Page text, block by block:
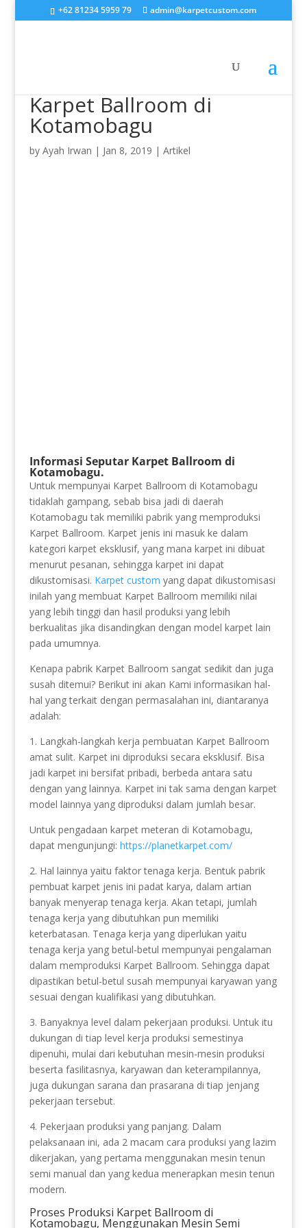
+62 81234 5959 79 admin@karpetcustom.com
Karpet Ballroom di
Kotamobagu
by Ayah Irwan | Jan 8, 2019 | Artikel
Informasi Seputar Karpet Ballroom di
Kotamobagu.
Untuk mempunyai Karpet Ballroom di Kotamobagu
tidaklah gampang, sebab bisa jadi di daerah
Kotamobagu tak memiliki pabrik yang memproduksi
Karpet Ballroom. Karpet jenis ini masuk ke dalam
kategori karpet eksklusif, yang mana karpet ini dibuat
menurut pesanan, sehingga karpet ini dapat
dikustomisasi. Karpet custom yang dapat dikustomisasi
inilah yang membuat Karpet Ballroom memiliki nilai
yang lebih tinggi dan hasil produksi yang lebih
berkualitas jika disandingkan dengan model karpet lain
pada umumnya.
Kenapa pabrik Karpet Ballroom sangat sedikit dan juga
susah ditemui? Berikut ini akan Kami informasikan hal-
hal yang terkait dengan permasalahan ini, diantaranya
adalah:
1. Langkah-langkah kerja pembuatan Karpet Ballroom
amat sulit. Karpet ini diproduksi secara eksklusif. Bisa
jadi karpet ini bersifat pribadi, berbeda antara satu
dengan yang lainnya. Karpet ini tak sama dengan karpet
model lainnya yang diproduksi dalam jumlah besar.
Untuk pengadaan karpet meteran di Kotamobagu,
dapat mengunjungi: https://planetkarpet.com/
2. Hal lainnya yaitu faktor tenaga kerja. Bentuk pabrik
pembuat karpet jenis ini padat karya, dalam artian
banyak menyerap tenaga kerja. Akan tetapi, jumlah
tenaga kerja yang dibutuhkan pun memiliki
keterbatasan. Tenaga kerja yang diperlukan yaitu
tenaga kerja yang betul-betul mempunyai pengalaman
dalam memproduksi Karpet Ballroom. Sehingga dapat
dipastikan betul-betul susah mempunyai karyawan yang
sesuai dengan kualifikasi yang dibutuhkan.
3. Banyaknya level dalam pekerjaan produksi. Untuk itu
dukungan di tiap level kerja produksi semestinya
dipenuhi, mulai dari kebutuhan mesin-mesin produksi
beserta fasilitasnya, karyawan dan keterampilannya,
juga dukungan sarana dan prasarana di tiap jenjang
pekerjaan tersebut.
4. Pekerjaan produksi yang panjang. Dalam
pelaksanaan ini, ada 2 macam cara produksi yang lazim
dikerjakan, yang pertama menggunakan mesin tenun
semi manual dan yang kedua menerapkan mesin tenun
modern.
Proses Produksi Karpet Ballroom di
Kotamobagu, Menggunakan Mesin Semi